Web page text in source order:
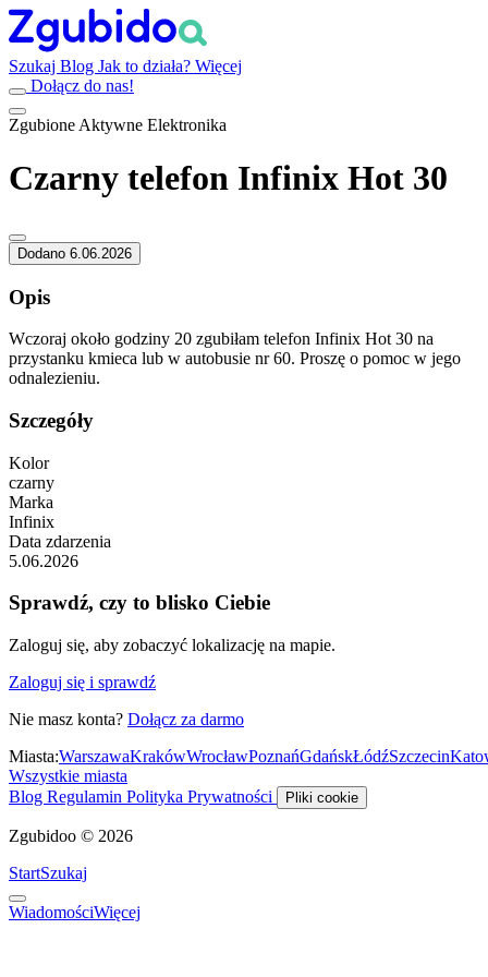
Szukaj Blog Jak to działa? Więcej
Dołącz do nas!
Zgubione Aktywne Elektronika
Czarny telefon Infinix Hot 30
Dodano 6.06.2026
Opis
Wczoraj około godziny 20 zgubiłam telefon Infinix Hot 30 na
przystanku kmieca lub w autobusie nr 60. Proszę o pomoc w jego
odnalezieniu.
Szczegóły
Kolor
czarny
Marka
Infinix
Data zdarzenia
5.06.2026
Sprawdź, czy to blisko Ciebie
Zaloguj się, aby zobaczyć lokalizację na mapie.
Zaloguj się i sprawdź
Nie masz konta? Dołącz za darmo
Miasta:WarszawaKrakówWrocławPoznańGdańskŁódźSzczecin
Wszystkie miasta
Blog Regulamin Polityka Prywatności Pliki cookie
Zgubidoo © 2026
StartSzukaj
WiadomościWięcej